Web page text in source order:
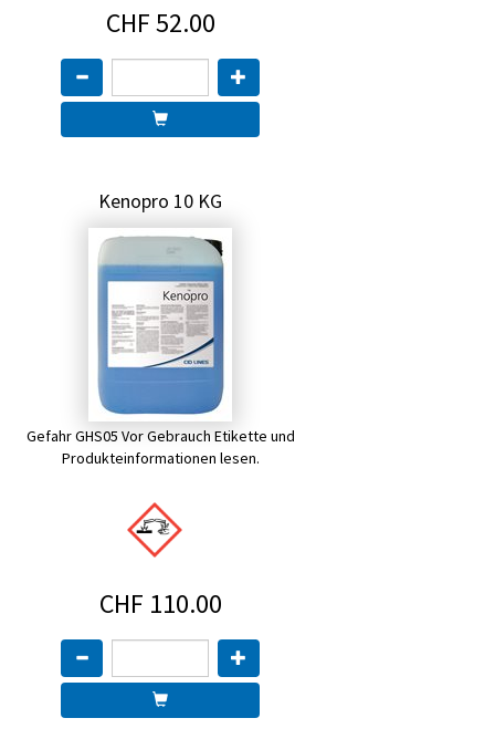
CHF 52.00
Kenopro 10 KG
Gefahr GHS05 Vor Gebrauch Etikette und
Produkteinformationen lesen.
CHF 110.00